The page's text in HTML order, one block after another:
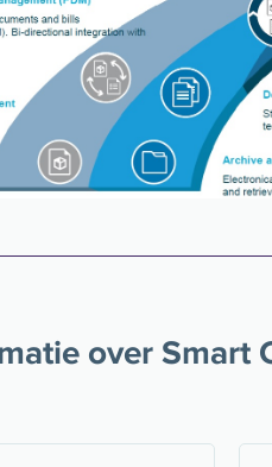
over Smart